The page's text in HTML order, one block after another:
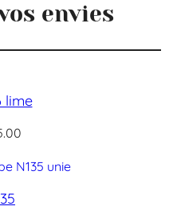
envies
lime